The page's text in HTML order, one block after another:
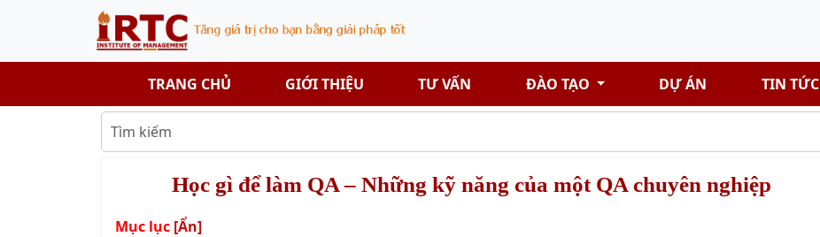
TRANG CHỦ GIỚI THIỆU TƯ VẤN ĐÀO TẠO DỰ ÁN TIN TỨC
Học gì để làm QA – Những kỹ năng của một QA chuyên nghiệp
Mục lục [Ẩn]